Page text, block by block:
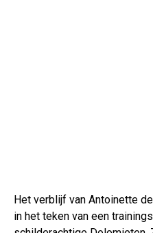
Het verblijf van Antoinette
in het teken van een